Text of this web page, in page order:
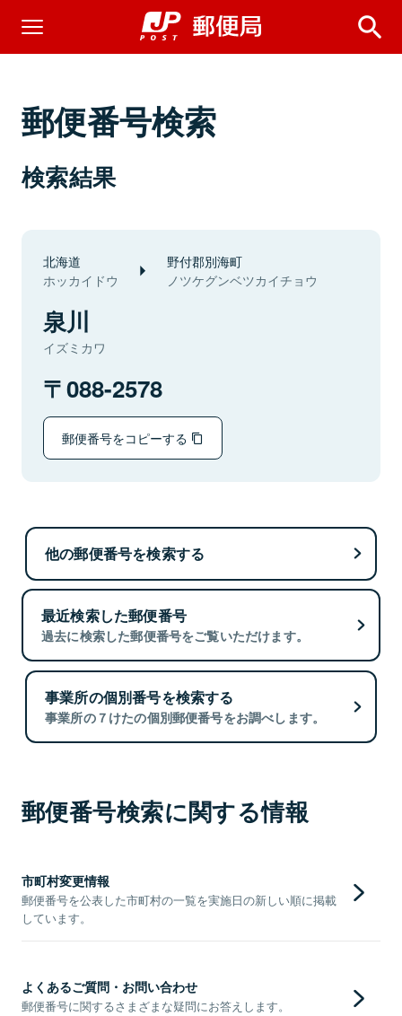
郵便番号検索
検索結果
北海道
ホッカイドウ
野付郡別海町
ノツケグンベツカイチョウ
泉川
イズミカワ
088-2578
郵便番号をコピーする
他の郵便番号を検索する
最近検索した郵便番号
過去に検索した郵便番号をご覧いただけます。
事業所の個別番号を検索する
事業所の７けたの個別郵便番号をお調べします。
郵便番号検索に関する情報
市町村変更情報
郵便番号を公表した市町村の一覧を実施日の新しい順に掲載
しています。
よくあるご質問・お問い合わせ
郵便番号に関するさまざまな疑問にお答えします。